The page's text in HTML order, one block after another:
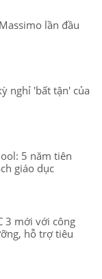
lần đầu
nghỉ 'bất tận' của
5 năm tiên
giáo dục
3 mới với công
hỗ trợ tiêu